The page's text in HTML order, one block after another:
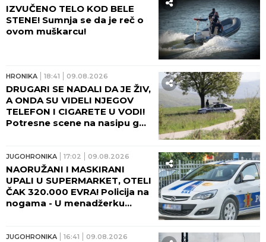
IZVUČENO TELO KOD BELE
STENE! Sumnja se da je reč o
ovom muškarcu!
HRONIKA 18:41 09.08.2026
DRUGARI SE NADALI DA JE ŽIV,
A ONDA SU VIDELI NJEGOV
TELEFON I CIGARETE U VODI!
Potresne scene na nasipu gde
JUGOHRONIKA 17:02 09.08.2026
NAORUŽANI I MASKIRANI
UPALI U SUPERMARKET, OTELI
ČAK 320.000 EVRA! Policija na
nogama - U menadžerku
JUGOHRONIKA 16:41 09.08.2026